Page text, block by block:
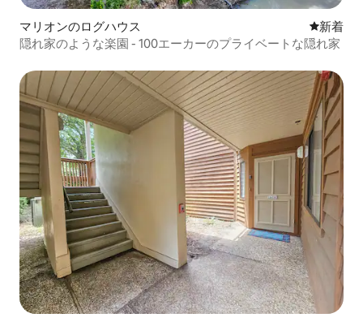
マリオンのログハウス 新しい宿
新着
隠れ家のような楽園 - 100エーカーのプライベートな隠れ家